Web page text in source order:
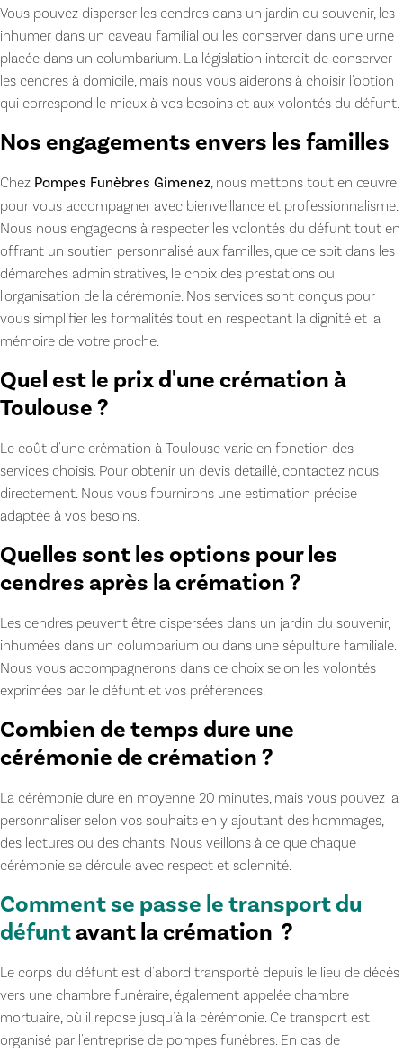
Vous pouvez disperser les cendres dans un jardin du souvenir, les
inhumer dans un caveau familial ou les conserver dans une urne
placée dans un columbarium. La législation interdit de conserver
les cendres à domicile, mais nous vous aiderons à choisir l'option
qui correspond le mieux à vos besoins et aux volontés du défunt.
Nos engagements envers les familles
Chez Pompes Funèbres Gimenez, nous mettons tout en œuvre
pour vous accompagner avec bienveillance et professionnalisme.
Nous nous engageons à respecter les volontés du défunt tout en
offrant un soutien personnalisé aux familles, que ce soit dans les
démarches administratives, le choix des prestations ou
l'organisation de la cérémonie. Nos services sont conçus pour
vous simplifier les formalités tout en respectant la dignité et la
mémoire de votre proche.
Quel est le prix d'une crémation à
Toulouse ?
Le coût d'une crémation à Toulouse varie en fonction des
services choisis. Pour obtenir un devis détaillé, contactez nous
directement. Nous vous fournirons une estimation précise
adaptée à vos besoins.
Quelles sont les options pour les
cendres après la crémation ?
Les cendres peuvent être dispersées dans un jardin du souvenir,
inhumées dans un columbarium ou dans une sépulture familiale.
Nous vous accompagnerons dans ce choix selon les volontés
exprimées par le défunt et vos préférences.
Combien de temps dure une
cérémonie de crémation ?
La cérémonie dure en moyenne 20 minutes, mais vous pouvez la
personnaliser selon vos souhaits en y ajoutant des hommages,
des lectures ou des chants. Nous veillons à ce que chaque
cérémonie se déroule avec respect et solennité.
Comment se passe le transport du
défuntavant la crémation ?
Le corps du défunt est d'abord transporté depuis le lieu de décès
vers une chambre funéraire, également appelée chambre
mortuaire, où il repose jusqu'à la cérémonie. Ce transport est
organisé par l'entreprise de pompes funèbres. En cas de